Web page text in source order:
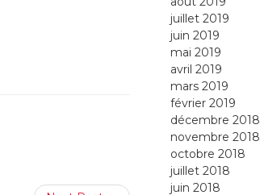
juillet 2019
juin 2019
mai 2019
avril 2019
mars 2019
février 2019
décembre 2018
novembre 2018
octobre 2018
juillet 2018
juin 2018